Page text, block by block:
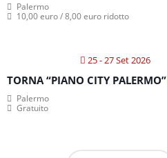
Palermo
10,00 euro / 8,00 euro ridotto
25 - 27 Set 2026
TORNA “PIANO CITY PALERMO”
Palermo
Gratuito